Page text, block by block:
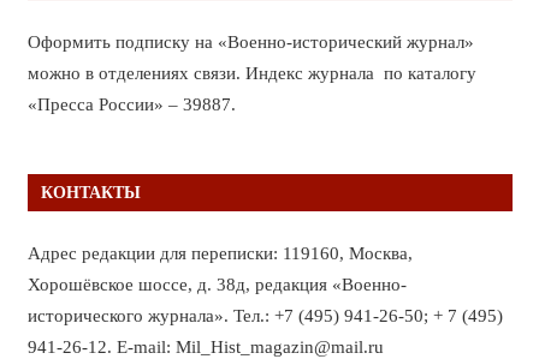
Оформить подписку на «Военно-исторический журнал»
можно в отделениях связи. Индекс журнала по каталогу
«Пресса России» – 39887.
КОНТАКТЫ
Адрес редакции для переписки: 119160, Москва,
Хорошёвское шоссе, д. 38д, редакция «Военно-
исторического журнала». Тел.: +7 (495) 941-26-50; + 7 (495)
941-26-12. E-mail: Mil_Hist_magazin@mail.ru